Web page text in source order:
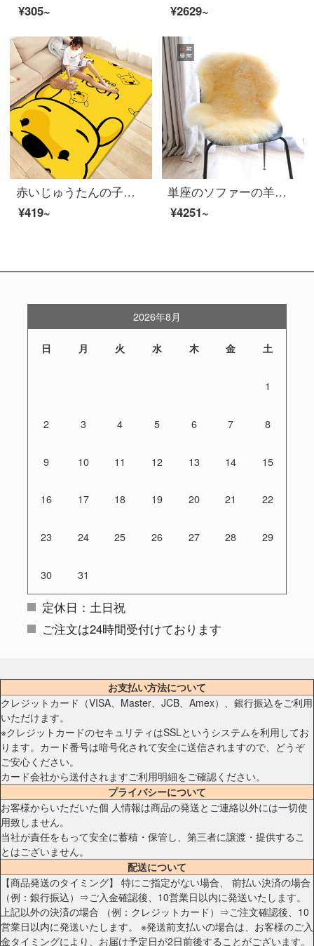
¥305~
¥2629~
赤いじゅうたんの子供部屋のベッドのそばでins簡単に部屋を予約します。黄色の熊の80 x 120 cmは水洗いできます。
¥419~
単座のソファーの羊の皮の毛布オーストラリア全体の純毛の絨毯のウールのソファーの上に皮の毛を敷いて一体の客間の寝室の窓辺の絨毯のハチの黄色の砂【オーストラリア級限定1 P】80*110 cm
¥4251~
2026年8月
日 月 火 水 木 金 土
1
2 3 4 5 6 7 8
9 10 11 12 13 14 15
16 17 18 19 20 21 22
23 24 25 26 27 28 29
30 31
定休日：土日祝
ご注文は24時間受付けております
お支払い方法について
クレジットカード（VISA、Master、JCB、Amex）、銀行振込をご利用
いただけます。
※クレジットカードのセキュリティはSSLというシステムを利用してお
ります。カード番号は暗号化されて安全に送信されますので、どうぞ
ご安心ください。
カード会社から送付されますご利用明細をご確認ください。
プライバシーについて
お客様からいただいた個 人情報は商品の発送とご連絡以外には一切使
用致しません。
当社が責任をもって安全に蓄積・保管し、第三者に譲渡・提供するこ
とはございません。
配送について
【商品発送のタイミング】 特にご指定がない場合、 前払い決済の場合
（例：銀行振込）⇒ご入金確認後、10営業日以内に発送いたします。
上記以外の決済の場合 （例：クレジットカード）⇒ご注文確認後、10
営業日以内に発送いたします。 ※発送前支払いの場合は、お客様のご入
金タイミングにより、お届け予定日が2日前後することがございます。